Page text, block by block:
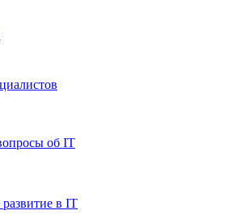
об IT
в IT